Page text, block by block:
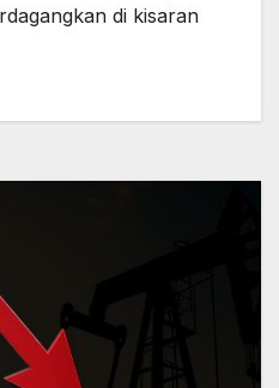
di kisaran